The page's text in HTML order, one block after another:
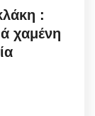
:
χαμένη